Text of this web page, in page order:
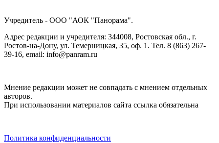
Учредитель - ООО "АОК "Панорама".
Адрес редакции и учредителя: 344008, Ростовская обл., г.
Ростов-на-Дону, ул. Темерницкая, 35, оф. 1. Тел. 8 (863) 267-
39-16, email: info@panram.ru
Мнение редакции может не совпадать с мнением отдельных
авторов.
При использовании материалов сайта ссылка обязательна
Политика конфиденциальности